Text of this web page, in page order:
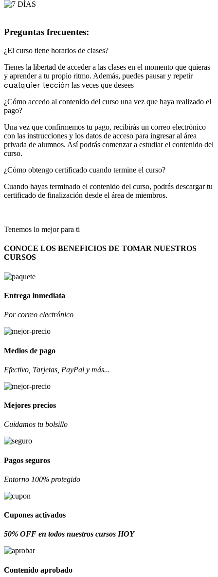
Preguntas frecuentes:
¿El curso tiene horarios de clases?
Tienes la libertad de acceder a las clases en el momento que quieras
y aprender a tu propio ritmo. Además, puedes pausar y repetir
cualquier lección las veces que desees
¿Cómo accedo al contenido del curso una vez que haya realizado el
pago?
Una vez que confirmemos tu pago, recibirás un correo electrónico
con las instrucciones y los datos de acceso para ingresar al área
privada de alumnos. Así podrás comenzar a estudiar el contenido del
curso.
¿Cómo obtengo certificado cuando termine el curso?
Cuando hayas terminado el contenido del curso, podrás descargar tu
certificado de finalización desde el área de miembros.
Tenemos lo mejor para ti
CONOCE LOS BENEFICIOS DE TOMAR NUESTROS
CURSOS
Entrega inmediata
Por correo electrónico
Medios de pago
Efectivo, Tarjetas, PayPal y más...
Mejores precios
Cuidamos tu bolsillo
Pagos seguros
Entorno 100% protegido
Cupones activados
50% OFF en todos nuestros cursos HOY
Contenido aprobado